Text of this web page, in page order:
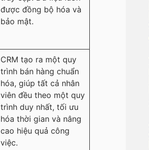
được đồng bộ hóa và
bảo mật.
CRM tạo ra một quy
trình bán hàng chuẩn
hóa, giúp tất cả nhân
viên đều theo một quy
trình duy nhất, tối ưu
hóa thời gian và nâng
cao hiệu quả công
việc.